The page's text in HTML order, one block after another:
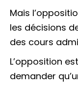
Mais
les décisions
des cours
L’opposition
demander